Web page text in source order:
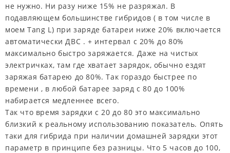
не нужно. Ни разу ниже 15% не разряжал. В
подавляющем большинстве гибридов ( в том числе в
моем Tang L) при заряде батареи ниже 20% включается
автоматически ДВС . + интервал с 20% до 80%
максимально быстро заряжается. Даже на чистых
электричках, там где хватает зарядок, обычно ездят
заряжая батарею до 80%. Так гораздо быстрее по
времени , в любой батарее заряд с 80 до 100%
набирается медленнее всего.
Так что время зарядки с 20 до 80 это максимально
близкий к реальному использованию показатель. Опять
таки для гибрида при наличии домашней зарядки этот
параметр в принципе без разницы. Что 5 часов до 100,